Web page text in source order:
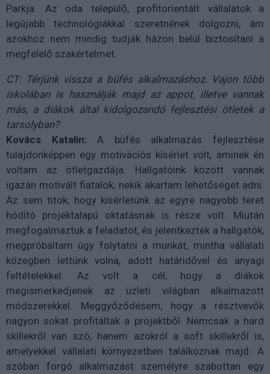
Parkja. Az oda települő, profitorientált vállalatok a
legújabb technológiákkal szeretnének dolgozni, ám
azokhoz nem mindig tudják házon belül biztosítani a
megfelelő szakértelmet.
CT: Térjünk vissza a büfés alkalmazáshoz. Vajon több
iskolában is használják majd az appot, illetve vannak
más, a diákok által kidolgozandó fejlesztési ötletek a
tarsolyban?
Kovács Katalin: A büfés alkalmazás fejlesztése
tulajdonképpen egy motivációs kísérlet volt, aminek én
voltam az ötletgazdája. Hallgatóink között vannak
igazán motivált fiatalok, nekik akartam lehetőséget adni.
Az sem titok, hogy kísérletünk az egyre nagyobb teret
hódító projektalapú oktatásnak is része volt. Miután
megfogalmaztuk a feladatot, és jelentkeztek a hallgatók,
megpróbáltam úgy folytatni a munkát, mintha vállalati
közegben lettünk volna, adott határidővel és anyagi
feltételekkel. Az volt a cél, hogy a diákok
megismerkedjenek az üzleti világban alkalmazott
módszerekkel. Meggyőződésem, hogy a résztvevők
nagyon sokat profitáltak a projektből. Nemcsak a hard
skillekről van szó, hanem azokról a soft skillekről is,
amelyekkel vállalati környezetben találkoznak majd. A
szóban forgó alkalmazást személyre szabottan egy